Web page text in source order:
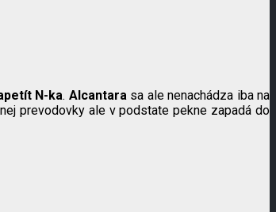
N-ka. Alcantarasa ale nenachádza iba na
prevodovky ale v podstate pekne zapadá do